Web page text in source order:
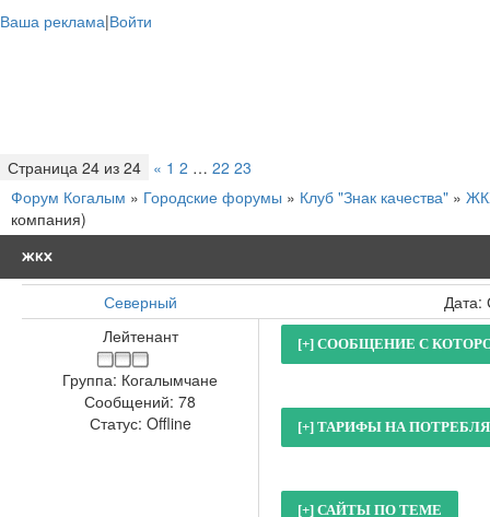
Ваша реклама|Войти
Страница 24 из 24 « 1 2 … 22 23
Форум Когалым » Городские форумы » Клуб "Знак качества" »
компания)
ЖКХ
Северный
Дата:
Лейтенант
Группа: Когалымчане
Сообщений: 78
Статус: Offline